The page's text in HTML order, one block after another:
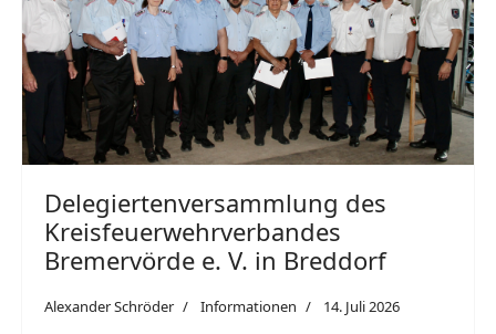
Delegiertenversammlung des
Kreisfeuerwehrverbandes
Bremervörde e. V. in Breddorf
Alexander Schröder Informationen 14. Juli 2026